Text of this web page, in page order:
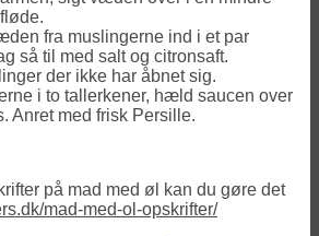
fra muslingerne ind i et par
så til med salt og citronsaft.
der ikke har åbnet sig.
i to tallerkener, hæld saucen over
Anret med frisk Persille.
på mad med øl kan du gøre det
mad-med-ol-opskrifter/